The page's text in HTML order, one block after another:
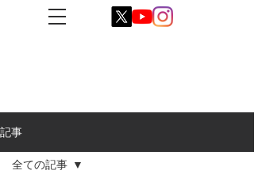
記事
全ての記事